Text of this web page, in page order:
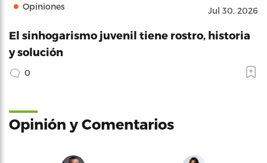
Opiniones Jul 30, 2026
El sinhogarismo juvenil tiene rostro, historia
y solución
0
Opinión y Comentarios